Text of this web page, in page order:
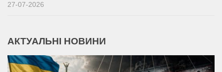
27-07-2026
АКТУАЛЬНІ НОВИНИ